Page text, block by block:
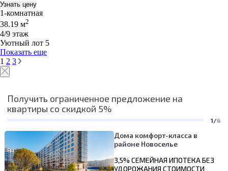
Узнать цену
1-комнатная
38.19 м2
4/9 этаж
Уютный лот 5
Показать еще
1 2 3
Получить ограниченное предложение на
квартиры со скидкой 5%
1/6
Дома комфорт-класса в
районе Новоселье
3,5% СЕМЕЙНАЯ ИПОТЕКА БЕЗ
УДОРОЖАНИЯ СТОИМОСТИ